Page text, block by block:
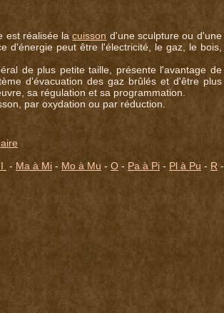
est réalisée lacuisson d'une sculpture ou d'une
d'énergie peut être l'électricité, le gaz, le bois,
de plus petite taille, présente l'avantage de
d'évacuation des gaz brûlés et d'être plus
sa régulation et sa programmation.
par oxydation ou par réduction.
I - Ma à Mi - Mo à Mu - O - Pa à Pi - Pl à Pu - R -